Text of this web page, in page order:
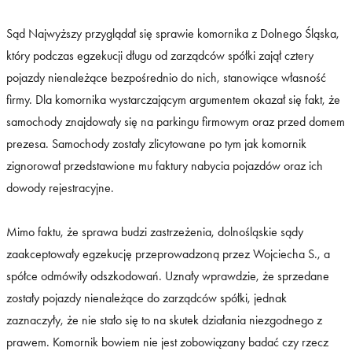
Sąd Najwyższy przyglądał się sprawie komornika z Dolnego Śląska,
który podczas egzekucji długu od zarządców spółki zajął cztery
pojazdy nienależące bezpośrednio do nich, stanowiące własność
firmy. Dla komornika wystarczającym argumentem okazał się fakt, że
samochody znajdowały się na parkingu firmowym oraz przed domem
prezesa. Samochody zostały zlicytowane po tym jak komornik
zignorował przedstawione mu faktury nabycia pojazdów oraz ich
dowody rejestracyjne.
Mimo faktu, że sprawa budzi zastrzeżenia, dolnośląskie sądy
zaakceptowały egzekucję przeprowadzoną przez Wojciecha S., a
spółce odmówiły odszkodowań. Uznały wprawdzie, że sprzedane
zostały pojazdy nienależące do zarządców spółki, jednak
zaznaczyły, że nie stało się to na skutek działania niezgodnego z
prawem. Komornik bowiem nie jest zobowiązany badać czy rzecz